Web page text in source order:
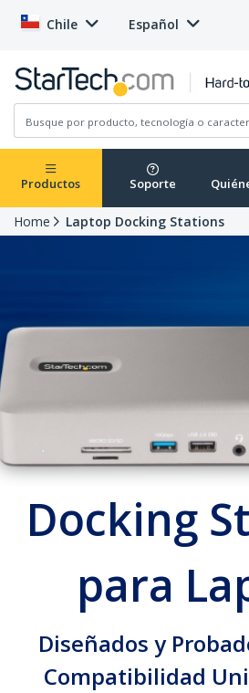
Chile Español
Productos Soporte
Home Laptop Docking Stations
Docking
para
Diseñados y
Compatibilidad